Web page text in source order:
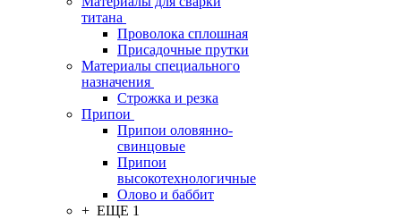
титана
Проволока сплошная
Присадочные прутки
Материалы специального
назначения
Строжка и резка
Припои
Припои оловянно-
свинцовые
Припои
высокотехнологичные
Олово и баббит
+ ЕЩЕ 1